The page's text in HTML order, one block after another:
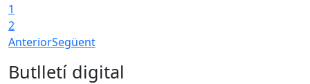
1
2
AnteriorSegüent
Butlletí digital